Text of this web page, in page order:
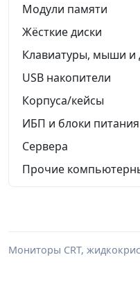
Модули памяти
Жёсткие диски
Клавиатуры, мыши и
USB накопители
Корпуса/кейсы
ИБП и блоки питания
Сервера
Прочие
Мониторы CRT,